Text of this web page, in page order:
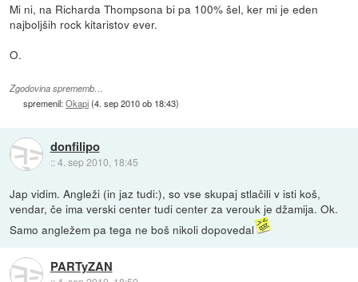
Mi ni, na Richarda Thompsona bi pa 100% šel, ker mi je eden
najboljših rock kitaristov ever.
O.
Zgodovina sprememb…
spremenil:Okapi(4. sep 2010 ob 18:43)
donfilipo
::4. sep 2010, 18:45
Jap vidim. Angleži (in jaz tudi:), so vse skupaj stlačili v isti koš,
vendar, če ima verski center tudi center za verouk je džamija. Ok.
Samo angležem pa tega ne boš nikoli dopovedal
PARTyZAN